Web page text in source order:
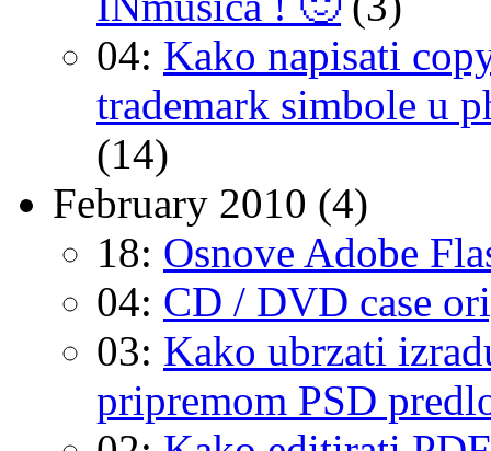
04: Kako napisati
trademark simbole u
(14)
February 2010 (4)
18: Osnove Adobe
04: CD / DVD case
03: Kako ubrzati
pripremom PSD